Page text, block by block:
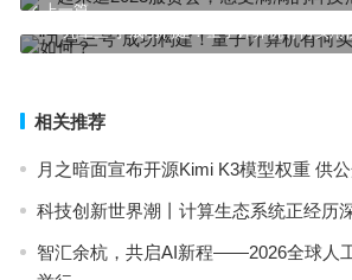
上一篇
“九章三号”成功构建！量子计算机有何实
相关推荐
月之暗面宣布开源Kimi K3模型权重 供
科技创新世界潮丨计算生态系统正经历
智汇余杭，共启AI新程——2026全球人